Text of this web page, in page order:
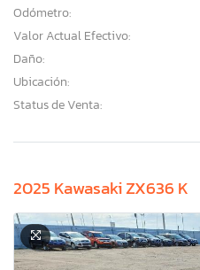
Odómetro:
Valor Actual Efectivo:
Daño:
Ubicación:
Status de Venta:
2025 Kawasaki ZX636 K